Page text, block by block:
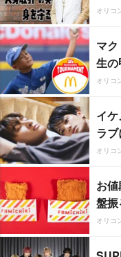
オリコ
マ
生の
オリコ
イ
ラ
オリコ
お
盤
オリコ